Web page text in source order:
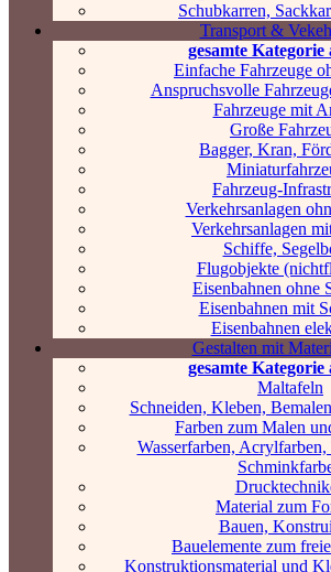
Schubkarren,
Transport &
gesamte Kategorie
Einfache Fahrzeuge
Anspruchsvolle
Fahrzeuge mit
Große
Bagger, Kran,
Fahrzeug-
Verkehrsanlagen
Verkehrsanlagen
Schiffe,
Flugobjekte
Eisenbahnen ohne
Eisenbahnen mit
Eisenbahnen
Gestalten mit
gesamte Kategorie
Maltafeln
Schneiden, Kleben,
Farben zum Malen
Wasserfarben,
Material zum
Bauen,
Bauelemente zum
Konstruktionsmaterial und